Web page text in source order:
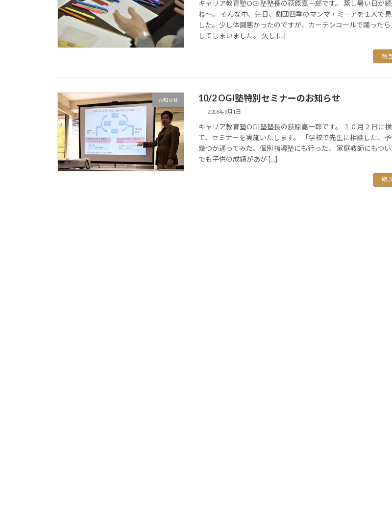
キャリア教育塾OGI塾塾長の荻原嘉一郎です。 蒸し暑い日が
ね〜。 そんな中、先日、劇団四季のマンマ・ミーアを１人で
した。少し体調悪かったのですが、カーテンコールで踊ったら
してしまいました。 久し […]
続
お知らせ 10/2 OGI塾特別セミナーのお知らせ
2016年9月1日
キャリア教育塾OGI塾塾長の荻原嘉一郎です。 １０月２日に
て、セミナーを実施いたします。 「学校で先生に相談した、
幾つか通ってみた、個別指導塾にも行った、 家庭教師にもつ
でも子供の成績があが […]
続